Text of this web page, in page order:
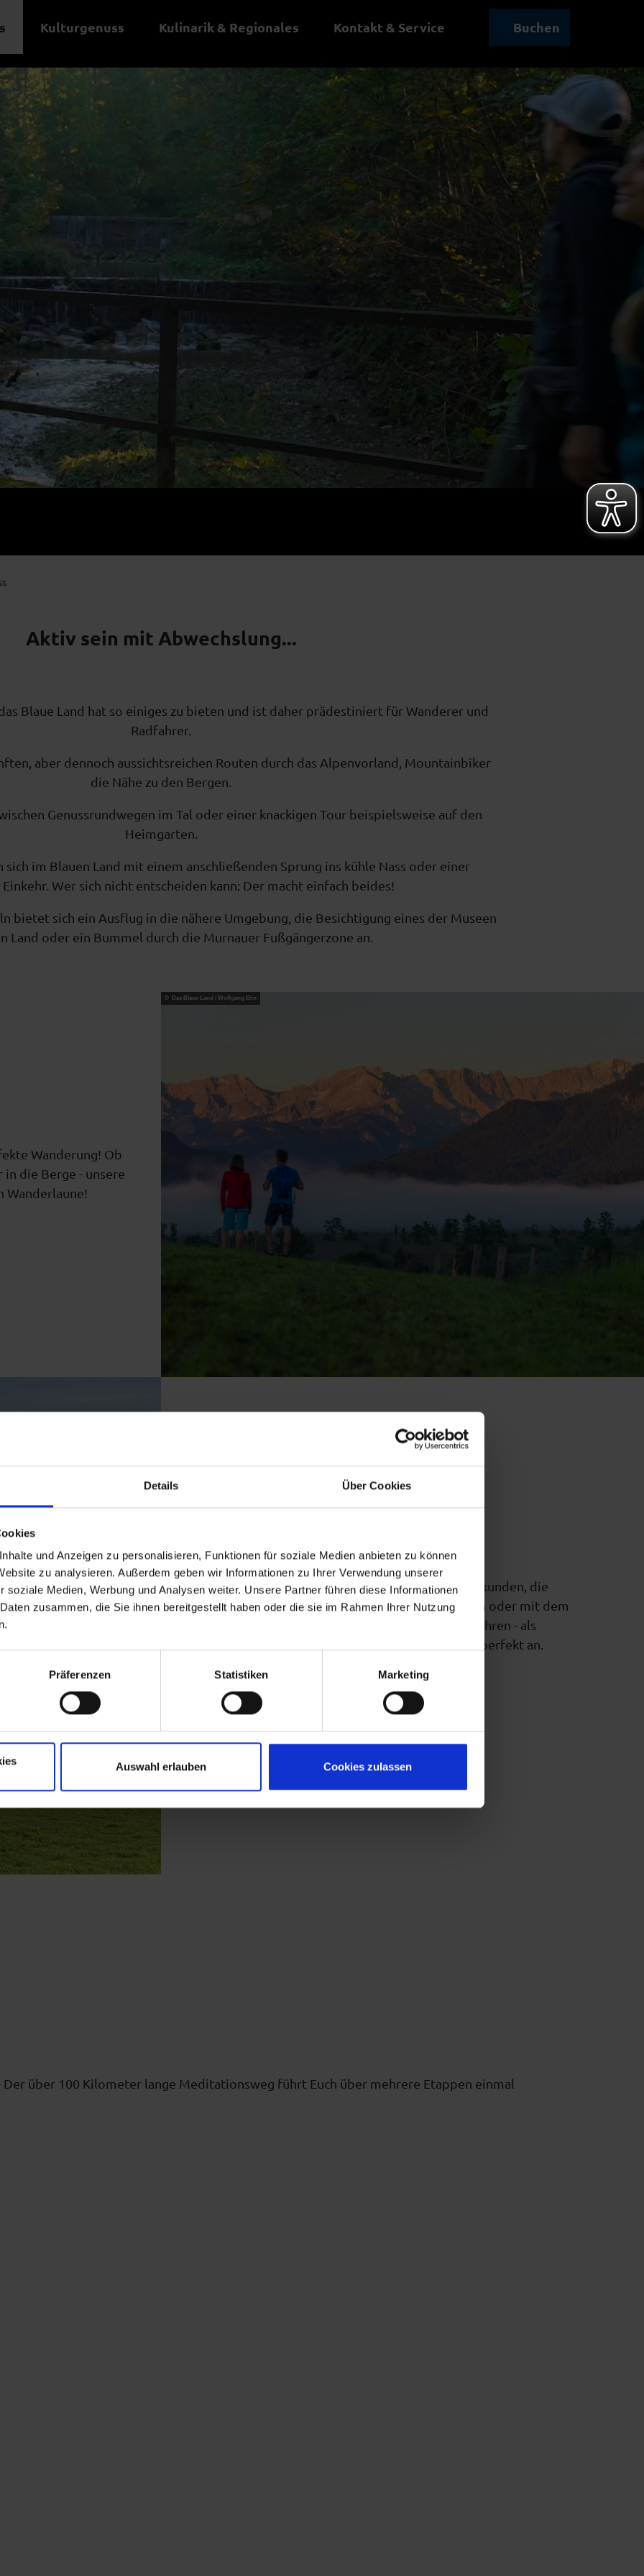
Details Über Cookies
und Anzeigen zu personalisieren, Funktionen für soziale Medien anbieten zu können
zu analysieren. Außerdem geben wir Informationen zu Ihrer Verwendung unserer
soziale Medien, Werbung und Analysen weiter. Unsere Partner führen diese Informationen
zusammen, die Sie ihnen bereitgestellt haben oder die sie im Rahmen Ihrer Nutzung
Präferenzen Statistiken Marketing
Auswahl erlauben Cookies zulassen
Kulturgenuss Kulinarik & Regionales Kontakt & Service Buchen
Aktiv sein mit Abwechslung...
Blaue Land hat so einiges zu bieten und ist daher prädestiniert für Wanderer und
Radfahrer.
aber dennoch aussichtsreichen Routen durch das Alpenvorland, Mountainbiker
die Nähe zu den Bergen.
Genussrundwegen im Tal oder einer knackigen Tour beispielsweise auf den
Heimgarten.
im Blauen Land mit einem anschließenden Sprung ins kühle Nass oder einer
Wer sich nicht entscheiden kann: Der macht einfach beides!
bietet sich ein Ausflug in die nähere Umgebung, die Besichtigung eines der Museen
Land oder ein Bummel durch die Murnauer Fußgängerzone an.
Wanderung! Ob
in die Berge - unsere
Wanderlaune!
© Das Blaue Land / Wolfgang Ehn
Radfahren im Blauen Land
Mit dem E-Bike die Staffelsee-Panoramarunde erkunden, die
Kulturlandschaften mit dem Tourenrad entdecken oder mit dem
Mountain- oder Gravelbike in die Bergregionen fahren - als
Tourenausgangspunkt bietet sich das Blaue Land perfekt an.
Mehr erfahren
über 100 Kilometer lange Meditationsweg führt Euch über mehrere Etappen einmal